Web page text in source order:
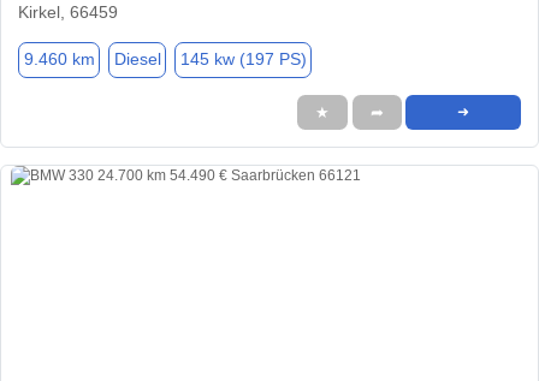
Kirkel, 66459
9.460 km Diesel 145 kw (197 PS)
★ ➦ ➜